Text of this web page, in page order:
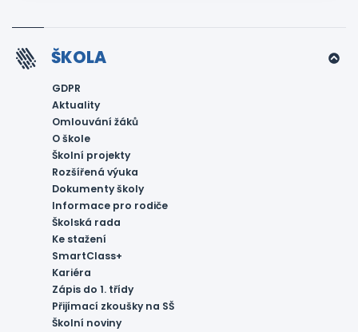
ŠKOLA
GDPR
Aktuality
Omlouvání žáků
O škole
Školní projekty
Rozšířená výuka
Dokumenty školy
Informace pro rodiče
Školská rada
Ke stažení
SmartClass+
Kariéra
Zápis do 1. třídy
Přijímací zkoušky na SŠ
Školní noviny